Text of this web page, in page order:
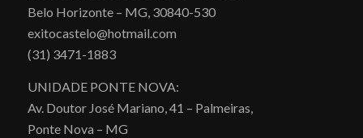
Belo Horizonte – MG, 30840-530
exitocastelo@hotmail.com
(31) 3471-1883
UNIDADE PONTE NOVA:
Av. Doutor José Mariano, 41 – Palmeiras,
Ponte Nova – MG